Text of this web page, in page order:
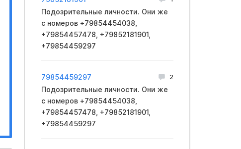
Подозрительные личности. Они же
с номеров +79854454038,
+79854457478, +79852181901,
+79854459297
79854459297 2
Подозрительные личности. Они же
с номеров +79854454038,
+79854457478, +79852181901,
+79854459297